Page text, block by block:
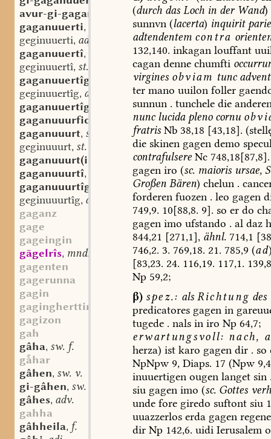
avur-gi-gaganuuerten,sw. v.
gaganuuerti,
geginuuerti, adj.
gaganuuertî,
geginuuertî, st. f.
gaganuuertîg
geginuuertîg, adj.
gaganuuertîgo
gaganuuurfida
gaganuuurt, st. f.
geginuuurt, st. f.
gaganuuurt(i)
gaganuuurtî,
gaganuuurtîg
geginuuurtîg, adj.
gaganz
gage
gageingin
gāgelrîs, mnd. st. n.
gagenten
gagerunna
gagin
gagingherttimo
gagizon
gah
gâha, sw. f.
ghar
gâhen, sw. v.
gi-gâhen, sw. v.
gâhes, adv.
gahha
gâhheila, f.
(durchdas LochinderWand)
sunnvn(lacerta) inquirit
adtendentem contra
132,140. inkaganlouffant
cagandennechumfti
virgines obviam tunc
termano uuilonfoller
sunnun. tuncheledie
nunc lucidaplenocornu
fratrisNb38,18 [43,18].
dieskinengagendemo
contrafulsereNc748,18[87,8].
gageniro (sc.maiorisursae,
GroßenBären) chelun.
forderen fuozen. leo gagen
749,9. 10[88,8. 9]. so erdo
gagenimo ufstando . al daz
844,21 [271,1], ähnl.714,1
746,2. 3. 769,18. 21. 785,9 (ad
[83,23. 24. 116,19. 117,1.
Np59,2;
β) spez.: als Richtung des
predicatores gagenin
tugede. nalsiniro Np64,7;
erwartungsvoll: nach,
herza) istkaro gagendir. so
NpNpw9, Diaps. 17 (Npw
inuuertigenougenlanget sin
siugagenimo (sc.Gottes
undeforegiredo suftontsiu
uuazzerloserdagagenregene
dir Np142,6. uidiIerusalem